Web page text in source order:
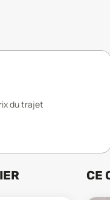
du trajet
CE